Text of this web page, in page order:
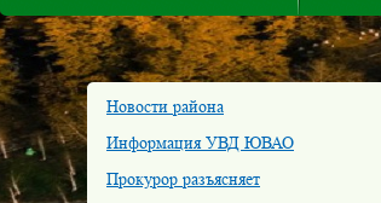
Новости района
Информация УВД ЮВАО
Прокурор разъясняет